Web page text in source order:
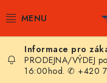
na
E-SHOP
PRODEJNA/VÝDEJ
16:00hod. ✆ +420